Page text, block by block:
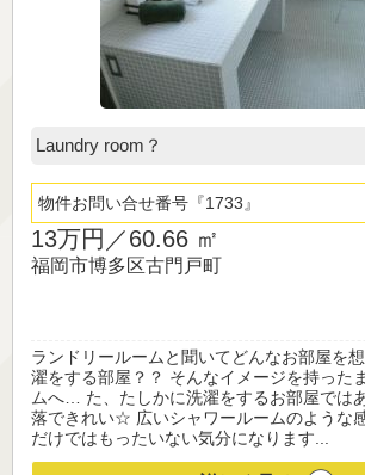
Laundry room？
物件お問い合せ番号 1733
13万円／60.66 ㎡
福岡市博多区古門戸町
ランドリールームと聞いてどんなお部屋を
濯をする部屋？？ そんなイメージを持った
ムへ… た、たしかに洗濯をするお部屋では
落できれい☆ 広いシャワールームのような
だけではもったいない気分になります...